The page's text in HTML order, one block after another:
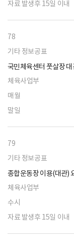
자료 발생후 15일 이내
78
기타 정보공표
국민체육센터 풋살장 대
체육사업부
매월
말일
79
기타 정보공표
종합운동장 이용(대관)
체육사업부
수시
자료 발생후 15일 이내